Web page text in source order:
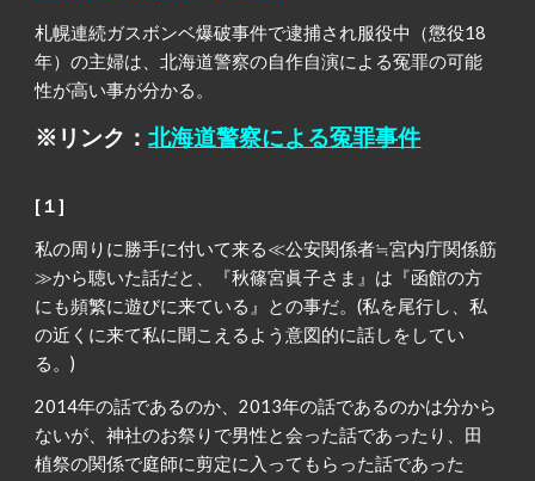
札幌連続ガスボンベ爆破事件で逮捕され服役中（懲役18
年）の主婦は、北海道警察の自作自演による冤罪の可能
性が高い事が分かる。
※リンク：北海道警察による冤罪事件
[１]
私の周りに勝手に付いて来る≪公安関係者≒宮内庁関係筋
≫から聴いた話だと、『秋篠宮眞子さま』は『函館の方
にも頻繁に遊びに来ている』との事だ。(私を尾行し、私
の近くに来て私に聞こえるよう意図的に話しをしてい
る。)
2014年の話であるのか、2013年の話であるのかは分から
ないが、神社のお祭りで男性と会った話であったり、田
植祭の関係で庭師に剪定に入ってもらった話であった